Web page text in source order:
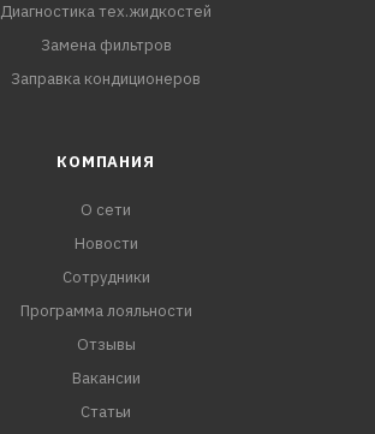
Диагностика тех.жидкостей
Замена фильтров
Заправка кондиционеров
КОМПАНИЯ
О сети
Новости
Сотрудники
Программа лояльности
Отзывы
Вакансии
Статьи